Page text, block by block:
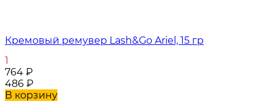
Кремовый ремувер Lash&Go Ariel, 15 гр
1
764 ₽
486 ₽
В корзину